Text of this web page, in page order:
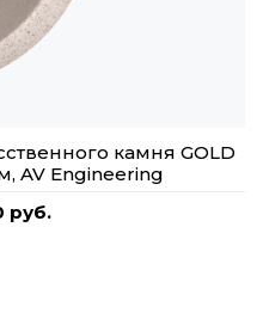
камня GOLD
AV Engineering
руб.